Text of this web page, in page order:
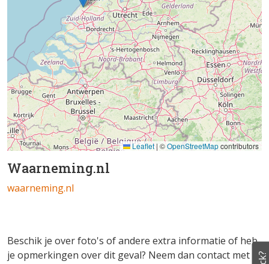
Leaflet| ©OpenStreetMapcontributors
Waarneming.nl
waarneming.nl
Beschik je over foto's of andere extra informatie of heb
je opmerkingen over dit geval? Neem dan contact met